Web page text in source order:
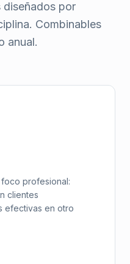
diseñados por
Combinables
anual.
profesional:
clientes
efectivas en otro